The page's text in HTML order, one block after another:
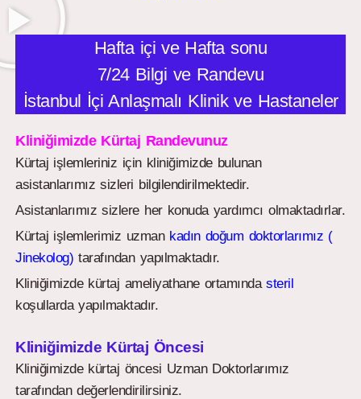
Hafta içi ve Hafta sonu
7/24 Bilgi ve Randevu
İstanbul İçi Anlaşmalı Klinik ve Hastaneler
Kliniğimizde Kürtaj Randevunuz
Kürtaj işlemleriniz için kliniğimizde bulunan
asistanlarımız sizleri bilgilendirilmektedir.
Asistanlarımız sizlere her konuda yardımcı olmaktadırlar.
Kürtaj işlemlerimiz uzman kadın doğum doktorlarımız (
Jinekolog) tarafından yapılmaktadır.
Kliniğimizde kürtaj ameliyathane ortamındasteril
koşullarda yapılmaktadır.
Kliniğimizde Kürtaj Öncesi
Kliniğimizde kürtaj öncesi Uzman Doktorlarımız
tarafından değerlendirilirsiniz.